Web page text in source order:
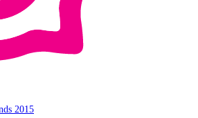
2015